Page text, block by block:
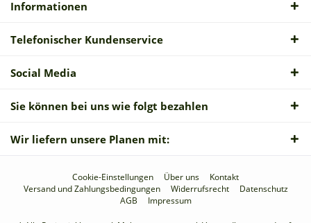
Informationen
Telefonischer Kundenservice
Social Media
Sie können bei uns wie folgt bezahlen
Wir liefern unsere Planen mit:
Cookie-Einstellungen Über uns
Kontakt
Versand und Zahlungsbedingungen
Widerrufsrecht
Datenschutz
AGB
Impressum